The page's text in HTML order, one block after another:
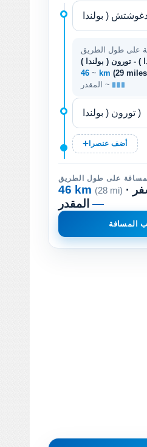
على طول الطريق
) - تورون ( بولندا )
~ 46 km (29
المقدر ~
أضف عنصرا
على طول الطريق
46 km (28 mi) · وقت السفر
—
المسافة